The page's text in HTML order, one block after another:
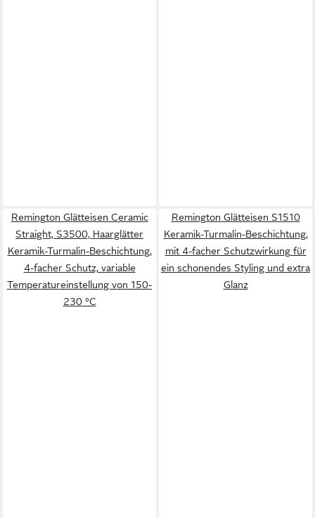
Remington Glätteisen Ceramic
Straight, S3500, Haarglätter
Keramik-Turmalin-Beschichtung,
4-facher Schutz, variable
Temperatureinstellung von 150-
230 °C
Remington Glätteisen S1510
Keramik-Turmalin-Beschichtung,
mit 4-facher Schutzwirkung für
ein schonendes Styling und extra
Glanz